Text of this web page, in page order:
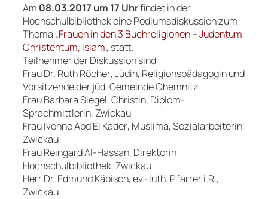
Am 08.03.2017 um 17 Uhrfindet in der
Hochschulbibliothek eine Podiumsdiskussion zum
Thema „Frauen in den 3 Buchreligionen – Judentum,
Christentum, Islam„ statt.
Teilnehmer der Diskussion sind:
FrauDr. Ruth Röcher, Jüdin, Religionspädagogin und
Vorsitzende der jüd. Gemeinde Chemnitz
FrauBarbara Siegel, Christin, Diplom-
Sprachmittlerin, Zwickau
FrauIvonne Abd El Kader, Muslima, Sozialarbeiterin,
Zwickau
FrauReingard Al-Hassan, Direktorin
Hochschulbibliothek, Zwickau
HerrDr. Edmund Käbisch, ev.-luth. Pfarrer i.R.,
Zwickau